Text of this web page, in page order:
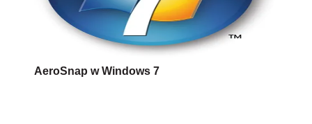
AeroSnap w Windows 7